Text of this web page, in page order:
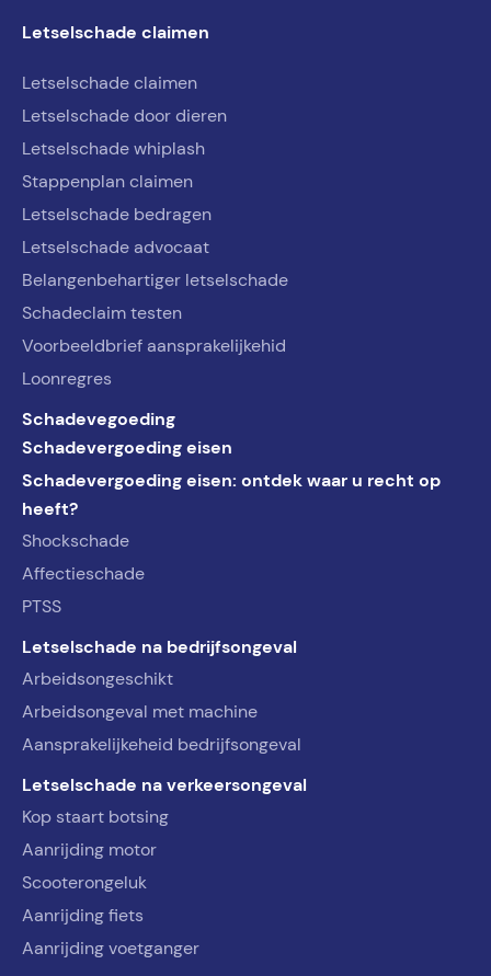
Letselschade claimen
Letselschade claimen
Letselschade door dieren
Letselschade whiplash
Stappenplan claimen
Letselschade bedragen
Letselschade advocaat
Belangenbehartiger letselschade
Schadeclaim testen
Voorbeeldbrief aansprakelijkehid
Loonregres
Schadevegoeding
Schadevergoeding eisen
Schadevergoeding eisen: ontdek waar u recht op
heeft?
Shockschade
Affectieschade
PTSS
Letselschade na bedrijfsongeval
Arbeidsongeschikt
Arbeidsongeval met machine
Aansprakelijkeheid bedrijfsongeval
Letselschade na verkeersongeval
Kop staart botsing
Aanrijding motor
Scooterongeluk
Aanrijding fiets
Aanrijding voetganger